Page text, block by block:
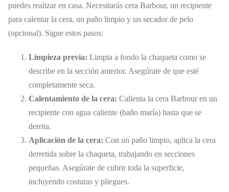
puedes realizar en casa. Necesitarás cera Barbour, un recipiente
para calentar la cera, un paño limpio y un secador de pelo
(opcional). Sigue estos pasos:
Limpieza previa: Limpia a fondo la chaqueta como se
describe en la sección anterior. Asegúrate de que esté
completamente seca.
Calentamiento de la cera: Calienta la cera Barbour en un
recipiente con agua caliente (baño maría) hasta que se
derrita.
Aplicación de la cera: Con un paño limpio, aplica la cera
derretida sobre la chaqueta, trabajando en secciones
pequeñas. Asegúrate de cubrir toda la superficie,
incluyendo costuras y pliegues.